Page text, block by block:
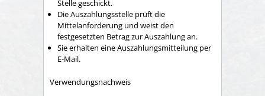
Stelle geschickt.
Die Auszahlungsstelle prüft die
Mittelanforderung und weist den
festgesetzten Betrag zur Auszahlung an.
Sie erhalten eine Auszahlungsmitteilung per
E-Mail.
Verwendungsnachweis